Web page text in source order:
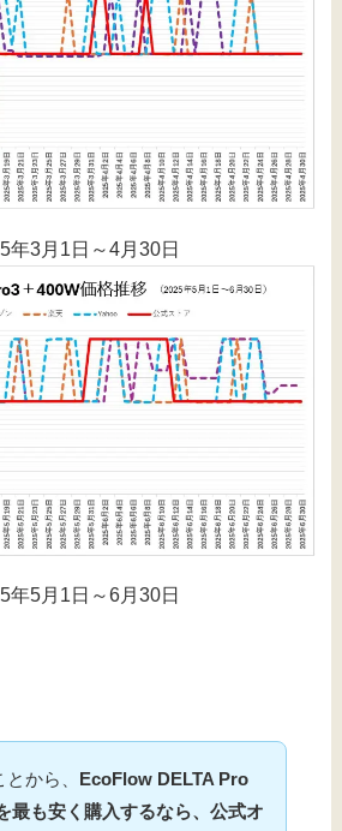
年3月1日～4月30日
年5月1日～6月30日
とから、 EcoFlow DELTA Pro
最も安く購入するなら、公式オ